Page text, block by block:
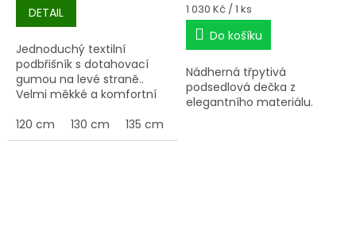
DETAIL
Jednoduchý textilní
podbřišník s dotahovací
gumou na levé straně..
Velmi měkké a komfortní
120 cm
130 cm 135 cm
Měrná
cena:
1 030 Kč / 1 ks
Do košíku
Nádherná třpytivá
podsedlová dečka z
elegantního materiálu.